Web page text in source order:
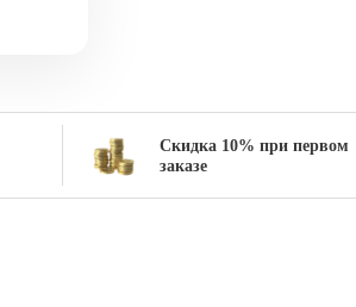
Скидка 10% при первом
заказе